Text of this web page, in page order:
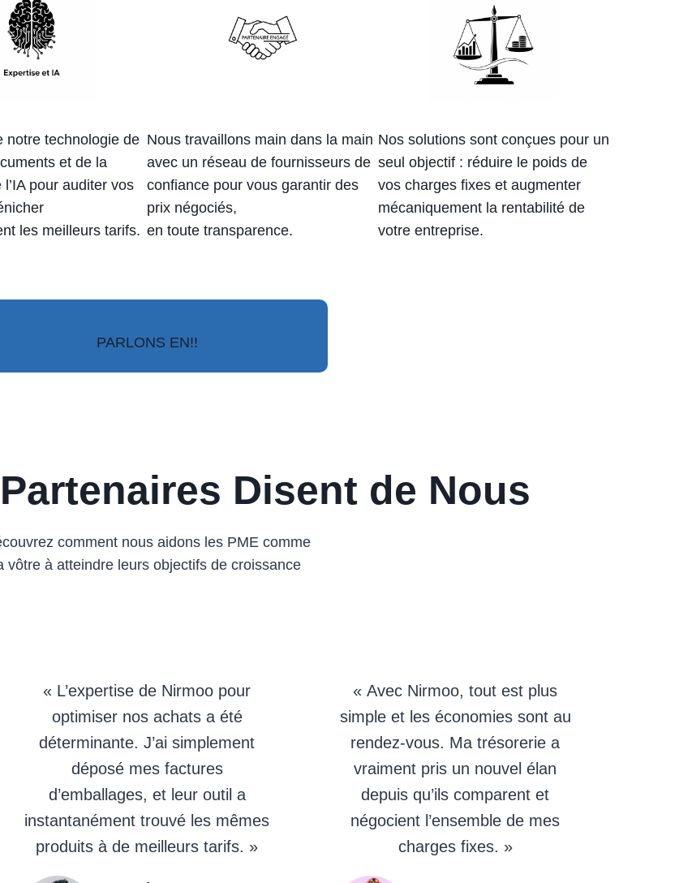
notre technologie de
et de la
pour auditer vos
les meilleurs tarifs.
Nous travaillons main dans la main
avec un réseau de fournisseurs de
confiance pour vous garantir des
prix négociés,
en toute transparence.
Nos solutions sont conçues pour un
seul objectif : réduire le poids de
vos charges fixes et augmenter
mécaniquement la rentabilité de
votre entreprise.
PARLONS EN!!
Disent de Nous
comment nous aidons les PME comme
vôtre à atteindre leurs objectifs de croissance
« L’expertise de Nirmoo pour
optimiser nos achats a été
déterminante. J’ai simplement
déposé mes factures
d’emballages, et leur outil a
instantanément trouvé les mêmes
produits à de meilleurs tarifs. »
« Avec Nirmoo, tout est plus
simple et les économies sont au
rendez-vous. Ma trésorerie a
vraiment pris un nouvel élan
depuis qu’ils comparent et
négocient l’ensemble de mes
charges fixes. »